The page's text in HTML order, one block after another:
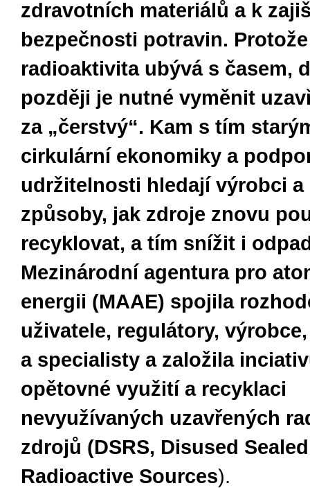
zdravotních materiálů a k
bezpečnosti potravin. Protože
radioaktivita ubývá s časem,
později je nutné vyměnit
za „čerstvý“. Kam s tím
cirkulární ekonomiky a
udržitelnosti hledají výrobci a
způsoby, jak zdroje znovu
recyklovat, a tím snížit i
Mezinárodní agentura pro
energii (MAAE) spojila
uživatele, regulátory,
a specialisty a založila
opětovné využití a recyklaci
nevyužívaných uzavřených
zdrojů (DSRS, Disused Sealed
Radioactive Sources).